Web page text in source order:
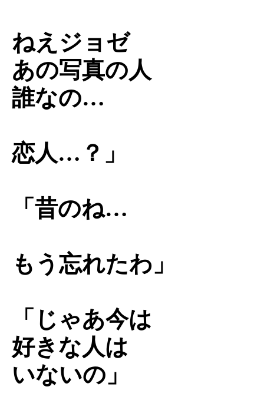
ねえジョゼ
あの写真の人
誰なの…
恋人…？」
「昔のね…
もう忘れたわ」
「じゃあ今は
好きな人は
いないの」